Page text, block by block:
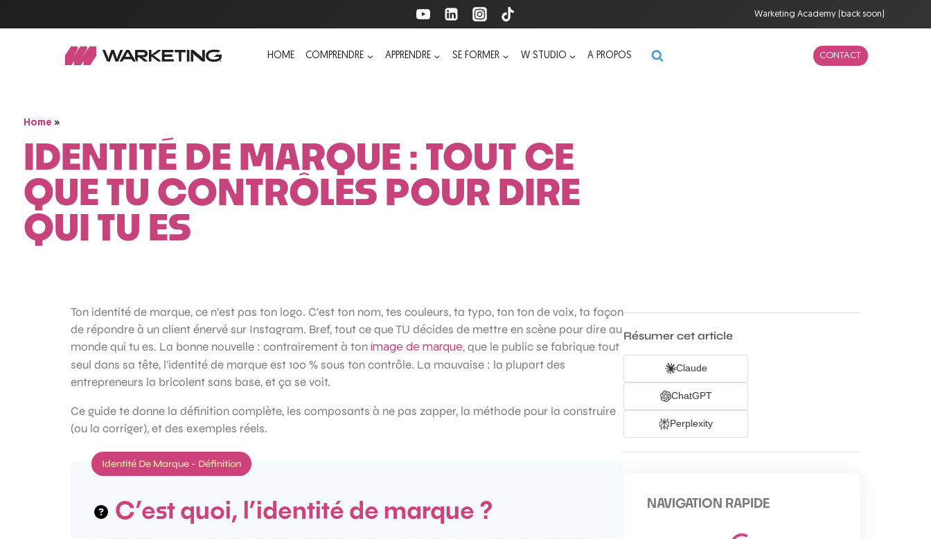
Warketing Academy (back soon)
HOME COMPRENDRE APPRENDRE SE FORMER W STUDIO A PROPOS CONTACT
Home »
IDENTITÉ DE MARQUE : TOUT CE
QUE TU CONTRÔLES POUR DIRE
QUI TU ES
Résumer cet article
Claude
ChatGPT
Perplexity
NAVIGATION RAPIDE
Ton identité de marque, ce n’est pas ton logo. C’est ton nom, tes couleurs, ta typo, ton ton de voix, ta façon
de répondre à un client énervé sur Instagram. Bref, tout ce que TU décides de mettre en scène pour dire au
monde qui tu es. La bonne nouvelle : contrairement à ton image de marque, que le public se fabrique tout
seul dans sa tête, l’identité de marque est 100 % sous ton contrôle. La mauvaise : la plupart des
entrepreneurs la bricolent sans base, et ça se voit.
Ce guide te donne la définition complète, les composants à ne pas zapper, la méthode pour la construire
(ou la corriger), et des exemples réels.
Identité De Marque - Définition
C’est quoi, l’identité de marque ?